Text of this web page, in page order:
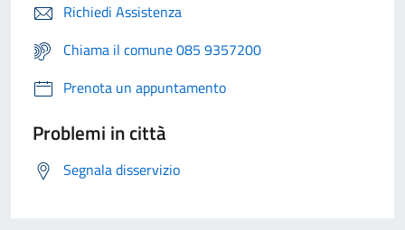
Richiedi Assistenza
Chiama il comune 085 9357200
Prenota un appuntamento
Problemi in città
Segnala disservizio